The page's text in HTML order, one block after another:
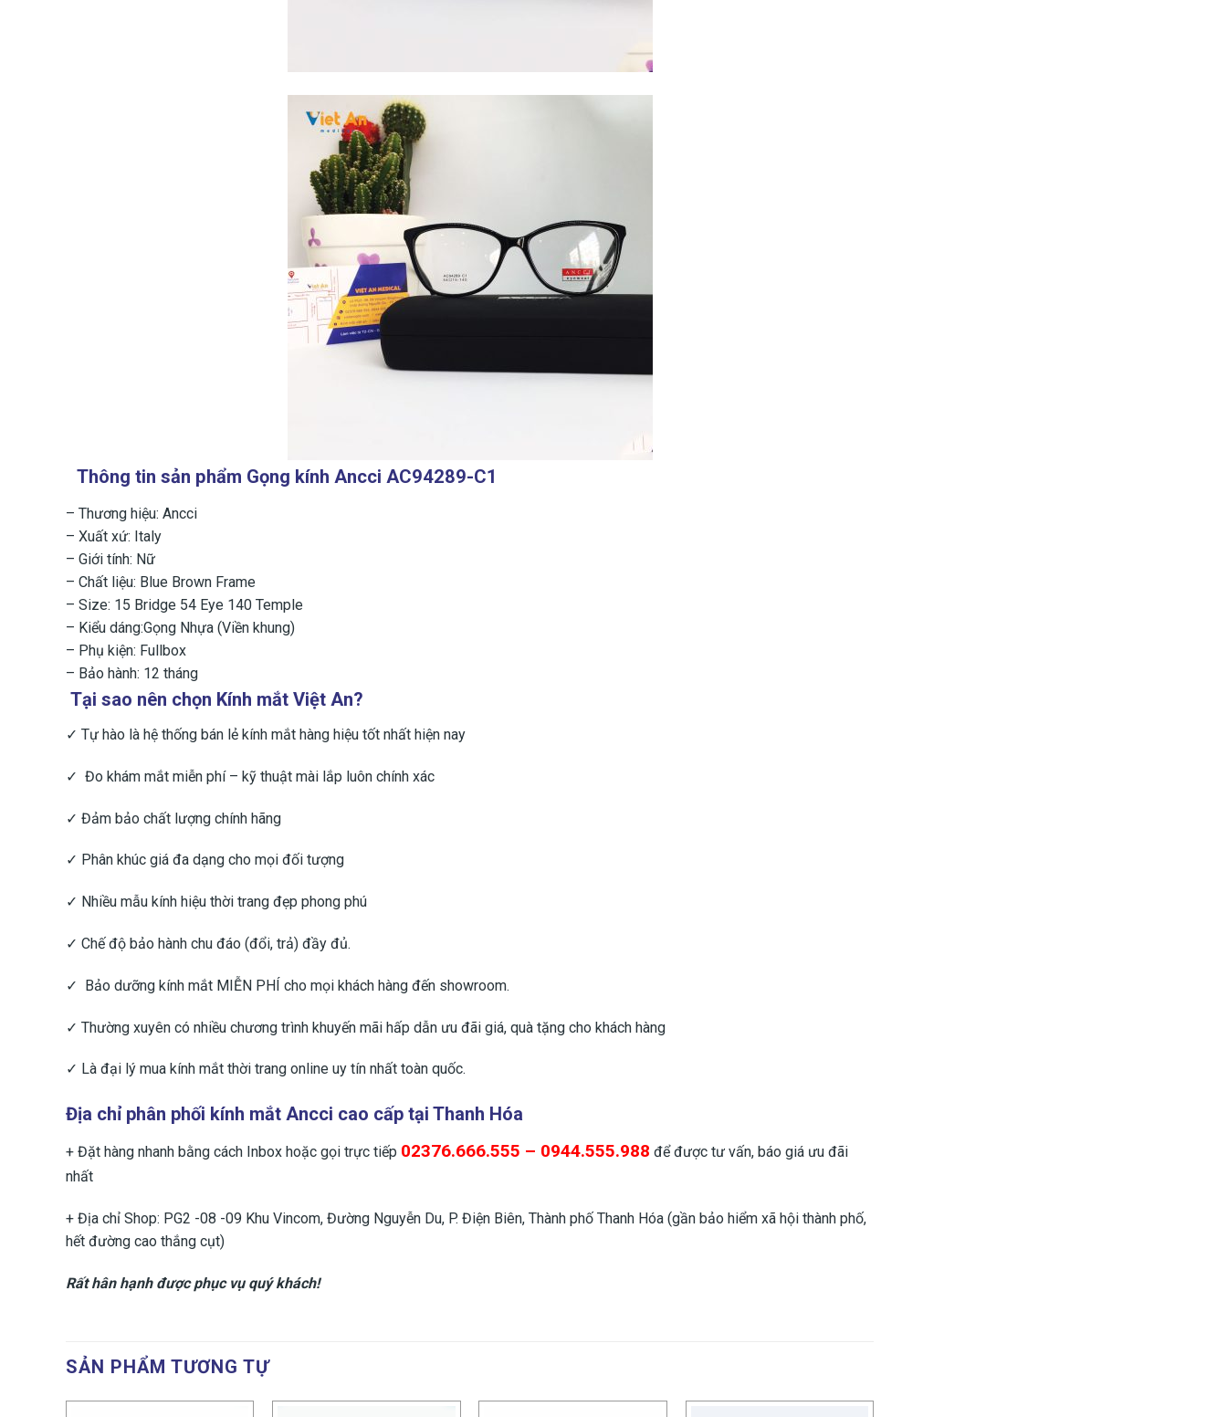
Thông tin sản phẩm Gọng kính Ancci AC94289-C1
– Thương hiệu: Ancci
– Xuất xứ: Italy
– Giới tính: Nữ
– Chất liệu: Blue Brown Frame
– Size: 15 Bridge 54 Eye 140 Temple
– Kiểu dáng:Gọng Nhựa (Viền khung)
– Phụ kiện: Fullbox
– Bảo hành: 12 tháng
Tại sao nên chọn Kính mắt Việt An?
✓ Tự hào là hệ thống bán lẻ kính mắt hàng hiệu tốt nhất hiện nay
✓ Đo khám mắt miễn phí – kỹ thuật mài lắp luôn chính xác
✓ Đảm bảo chất lượng chính hãng
✓ Phân khúc giá đa dạng cho mọi đối tượng
✓ Nhiều mẫu kính hiệu thời trang đẹp phong phú
✓ Chế độ bảo hành chu đáo (đổi, trả) đầy đủ.
✓ Bảo dưỡng kính mắt MIỄN PHÍ cho mọi khách hàng đến showroom.
✓ Thường xuyên có nhiều chương trình khuyến mãi hấp dẫn ưu đãi giá, quà tặng cho khách hàng
✓ Là đại lý mua kính mắt thời trang online uy tín nhất toàn quốc.
Địa chỉ phân phối kính mắt Ancci cao cấp tại Thanh Hóa
+ Đặt hàng nhanh bằng cách Inbox hoặc gọi trực tiếp 02376.666.555 – 0944.555.988 để được tư vấn, báo giá ưu đãi
nhất
+ Địa chỉ Shop: PG2 -08 -09 Khu Vincom, Đường Nguyễn Du, P. Điện Biên, Thành phố Thanh Hóa (gần bảo hiểm xã hội thành phố,
hết đường cao thắng cụt)
Rất hân hạnh được phục vụ quý khách!
SẢN PHẨM TƯƠNG TỰ